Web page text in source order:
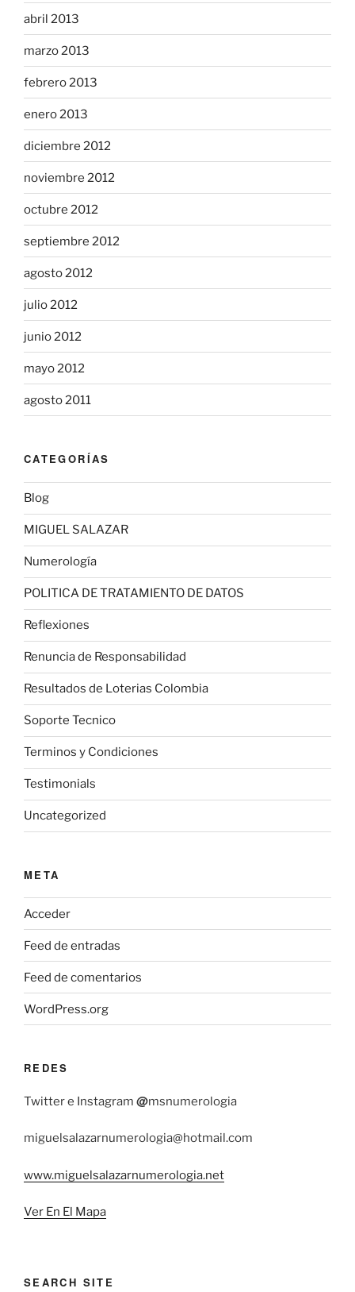
abril 2013
marzo 2013
febrero 2013
enero 2013
diciembre 2012
noviembre 2012
octubre 2012
septiembre 2012
agosto 2012
julio 2012
junio 2012
mayo 2012
agosto 2011
CATEGORÍAS
Blog
MIGUEL SALAZAR
Numerología
POLITICA DE TRATAMIENTO DE DATOS
Reflexiones
Renuncia de Responsabilidad
Resultados de Loterias Colombia
Soporte Tecnico
Terminos y Condiciones
Testimonials
Uncategorized
META
Acceder
Feed de entradas
Feed de comentarios
WordPress.org
REDES
Twitter e Instagram @msnumerologia
miguelsalazarnumerologia@hotmail.com
www.miguelsalazarnumerologia.net
Ver En El Mapa
SEARCH SITE